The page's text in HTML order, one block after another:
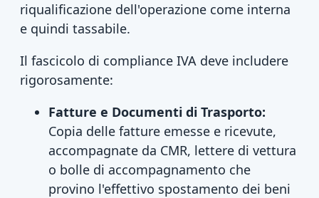
riqualificazione dell'operazione come interna
e quindi tassabile.
Il fascicolo di compliance IVA deve includere
rigorosamente:
Fatture e Documenti di Trasporto:
Copia delle fatture emesse e ricevute,
accompagnate da CMR, lettere di vettura
o bolle di accompagnamento che
provino l'effettivo spostamento dei beni